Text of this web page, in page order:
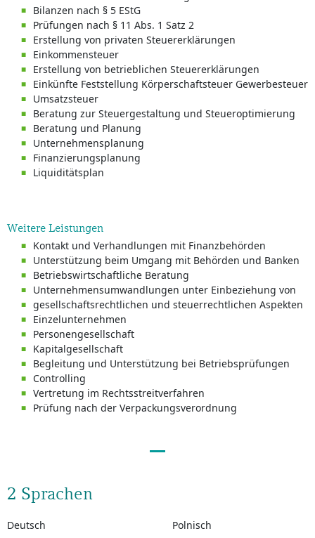
Bilanzen nach § 5 EStG
Prüfungen nach § 11 Abs. 1 Satz 2
Erstellung von privaten Steuererklärungen
Einkommensteuer
Erstellung von betrieblichen Steuererklärungen
Einkünfte Feststellung Körperschaftsteuer Gewerbesteuer
Umsatzsteuer
Beratung zur Steuergestaltung und Steueroptimierung
Beratung und Planung
Unternehmensplanung
Finanzierungsplanung
Liquiditätsplan
Weitere Leistungen
Kontakt und Verhandlungen mit Finanzbehörden
Unterstützung beim Umgang mit Behörden und Banken
Betriebswirtschaftliche Beratung
Unternehmensumwandlungen unter Einbeziehung von
gesellschaftsrechtlichen und steuerrechtlichen Aspekten
Einzelunternehmen
Personengesellschaft
Kapitalgesellschaft
Begleitung und Unterstützung bei Betriebsprüfungen
Controlling
Vertretung im Rechtsstreitverfahren
Prüfung nach der Verpackungsverordnung
2 Sprachen
Deutsch Polnisch